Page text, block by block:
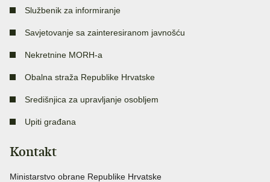
Službenik za informiranje
Savjetovanje sa zainteresiranom javnošću
Nekretnine MORH-a
Obalna straža Republike Hrvatske
Središnjica za upravljanje osobljem
Upiti građana
Kontakt
Ministarstvo obrane Republike Hrvatske